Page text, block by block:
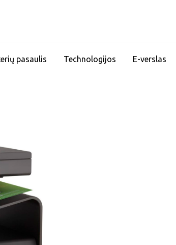
pasaulis Technologijos E-verslas